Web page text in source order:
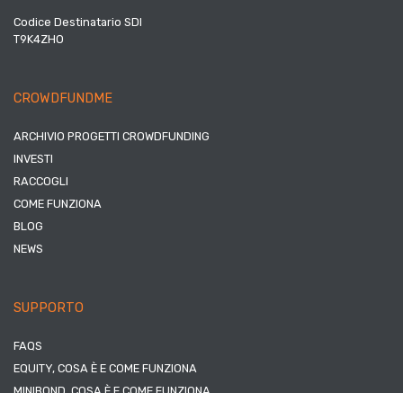
Codice Destinatario SDI
T9K4ZHO
CROWDFUNDME
ARCHIVIO PROGETTI CROWDFUNDING
INVESTI
RACCOGLI
COME FUNZIONA
BLOG
NEWS
SUPPORTO
FAQS
EQUITY, COSA È E COME FUNZIONA